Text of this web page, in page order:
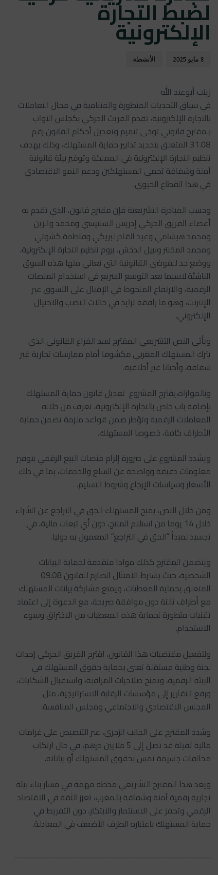
لضبط التجارة
الإلكترونية
8 مايو 2025 الأنشطة
زينب أبوعبد الله
في سياق التحديات المتطورة والمتنامية في مجال التعاملات
بالتجارة الإلكترونية، تقدم الفريث الحركي بكجلس النواب
بـمقترح قانوني توخى تتميم وتعديل أحكام القانون رقم
31.08 المتعلق بتحديد تدابير حماية المستهلك، وذلك بهدف
تنظيم التجارة الإلكترونية في المملكة وتوفير بيئة قانونية
آمنة وشفافة تحمي المستهلكين ودعم النمو الاقتصادي
في هذا القطاع الحيوي.
وحسب المبادرة التشريعية فإن مقترح قانون، الذي تقدم به
أعضاء الفريق الحركي إدريس السنتيسي ومحمد والزين
ومحمد هيشامي وعبد القادر لبريكي وفاطمة كشوتي
ومحمد المخنتر ونبيل الدخش، يروم تنظيم التجارة الإلكترونية،
ووضع حد للفوضى القانونية التي تعاني منها هذه السوق
الناشئة.لاسيما بعد التوسع السريع في استخدام المنصات
الرقمية، والارتفاع الملحوظ في الإقبال على التسوق عبر
الإنترنت، وهو ما رافقه تزايد في حالات النصب والاحتيال
الإلكتروني.
ويأتي النص التشريعي المقترح لسد الفراغ القانوني الذي
يترك المستهلك المغربي مكشوفا أمام ممارسات تجارية غير
شفافة، وأحيانا غير أخلاقية.
وبالموازاة،يقترح المشروع تعديل قانون حماية المستهلك
بإضافة باب خاص بالتجارة الإلكترونية، تعرف من خلاله
المعاملات الرقمية وتؤطر ضمن قواعد ملزمة تضمن حماية
الأطراف كافة، خصوصا المستهلك.
ويشدد المشروع على ضرورة إلزام منصات البيع الرقمي بتوفير
معلومات دقيقة وواضحة عن السلع والخدمات، بما في ذلك
الأسعار وسياسات الإرجاع وشروط التسليم.
ومن خلال النص، يمنح المستهلك الحق في التراجع عن الشراء
خلال 14 يوما من استلام المنتج، دون أي تبعات مالية، في
تجسيد لمبدأ “الحق في التراجع” المعمول به دوليا.
ويتضمن المقترح كذلك موادا متقدمة لحماية البيانات
الشخصية، حيث يشترط الامتثال الصارم للقانون 09.08
المتعلق بحماية المعطيات، ويمنع مشاركة بيانات المستهلك
مع أطراف ثالثة دون موافقة صريحة، مع الدعوة إلى اعتماد
تقنيات متطورة لحماية هذه المعطيات من الاختراق وسوء
الاستخدام.
ولتفعيل مقتضيات هذا القانون، اقترح الفريق الحركي إحداث
لجنة وطنية مستقلة تعنى بحماية حقوق المستهلك في
البيئة الرقمية، وتمنح صلاحيات المراقبة، واستقبال الشكايات،
ورفع التقارير إلى مؤسسات الرقابة الاستراتيجية، مثل
المجلس الاقتصادي والاجتماعي ومجلس المنافسة.
وشدد المقترح على الجانب الزجري، عبر التنصيص على غرامات
مالية ثقيلة قد تصل إلى 5 ملايين درهم، في حال ارتكاب
مخالفات جسيمة تمس بحقوق المستهلك أو بياناته.
ويعد هذا المقترح التشريعي محطة مهمة في مسار بناء بيئة
تجارية رقمية آمنة وشفافة بالمغرب، تعزز الثقة في الاقتصاد
الرقمي وتحفز على الاستثمار والابتكار، دون التفريط في
حماية المستهلك باعتباره الطرف الأضعف في المعادلة.